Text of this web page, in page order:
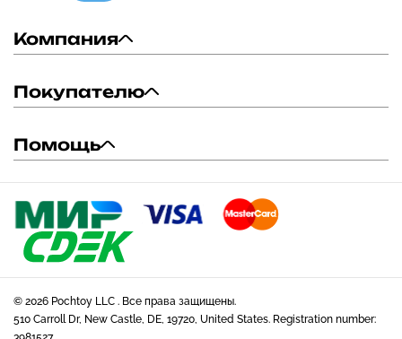
Компания
Покупателю
Помощь
© 2026 Pochtoy LLC . Все права защищены.
510 Carroll Dr, New Castle, DE, 19720, United States. Registration number: